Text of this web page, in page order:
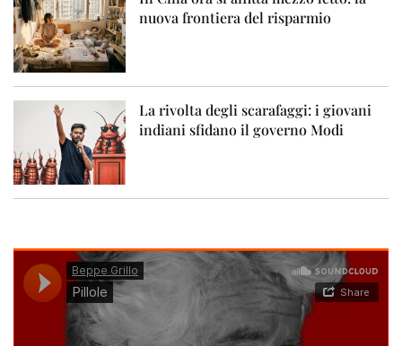
nuova frontiera del risparmio
La rivolta degli scarafaggi: i giovani
indiani sfidano il governo Modi